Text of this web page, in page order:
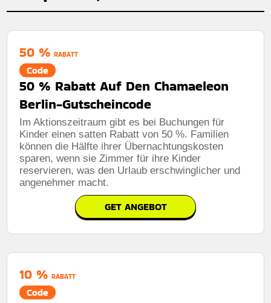
50 % RABATT
Code
50 % Rabatt Auf Den Chamaeleon
Berlin-Gutscheincode
Im Aktionszeitraum gibt es bei Buchungen für
Kinder einen satten Rabatt von 50 %. Familien
können die Hälfte ihrer Übernachtungskosten
sparen, wenn sie Zimmer für ihre Kinder
reservieren, was den Urlaub erschwinglicher und
angenehmer macht.
GET ANGEBOT
10 % RABATT
Code